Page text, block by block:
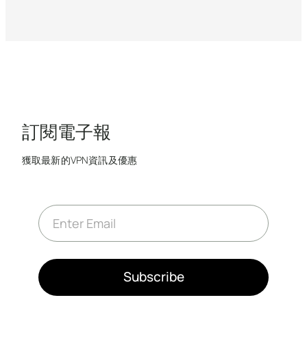
訂閱電子報
獲取最新的VPN資訊及優惠
E
m
a
*
Subscribe